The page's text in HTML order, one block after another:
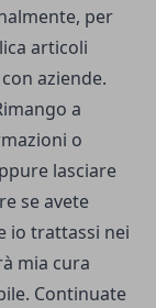
per
articoli
aziende.
a
o
lasciare
se avete
io trattassi nei
mia cura
Continuate